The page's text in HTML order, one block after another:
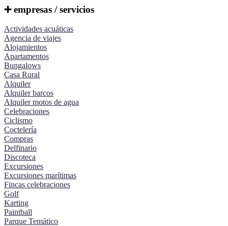
➕ empresas / servicios
Actividades acuáticas
Agencia de viajes
Alojamientos
Apartamentos
Bungalows
Casa Rural
Alquiler
Alquiler barcos
Alquiler motos de agua
Celebraciones
Ciclismo
Coctelería
Compras
Delfinario
Discoteca
Excursiones
Excursiones marítimas
Fincas celebraciones
Golf
Karting
Paintball
Parque Temático